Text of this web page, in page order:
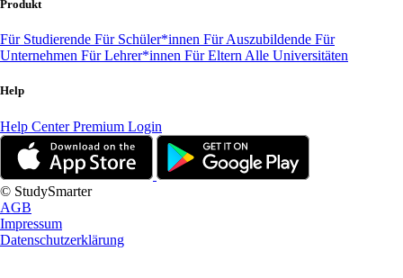
Produkt
Für Studierende Für Schüler*innen Für Auszubildende Für
Unternehmen Für Lehrer*innen Für Eltern Alle Universitäten
Help
Help CenterPremium Login
© StudySmarter
AGB
Impressum
Datenschutzerklärung